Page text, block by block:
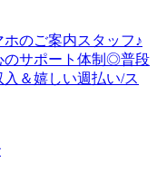
のご案内スタッフ♪
のサポート体制◎普段
＆嬉しい週払い/ス